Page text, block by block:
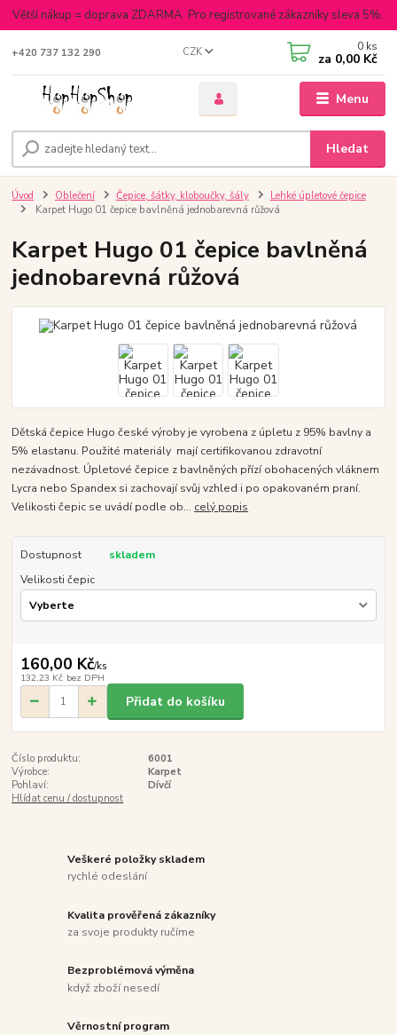
Větší nákup = doprava ZDARMA. Pro registrované zákazníky sleva 5%.
Menu
CZK
Hledat
+420 737 132 290 0 ks
za 0,00 Kč
Úvod Oblečení Čepice, šátky, kloboučky, šály
Lehké úpletové čepice
Karpet Hugo 01 čepice bavlněná jednobarevná růžová
Karpet Hugo 01 čepice bavlněná
jednobarevná růžová
Dětská čepice Hugo české výroby je vyrobena z úpletu z 95% bavlny a
5% elastanu. Použité materiály mají certifikovanou zdravotní
nezávadnost. Úpletové čepice z bavlněných přízí obohacených vláknem
Lycra nebo Spandex si zachovají svůj vzhled i po opakovaném praní.
Velikosti čepic se uvádí podle ob... celý popis
Dostupnost
skladem
Velikosti čepic
160,00 Kč/ks
132,23 Kč bez DPH
Přidat do košíku
Číslo produktu:
6001
Výrobce:
Karpet
Pohlaví:
Dívčí
Hlídat cenu / dostupnost
Veškeré položky skladem
rychlé odeslání
Kvalita prověřená zákazníky
za svoje produkty ručíme
Bezproblémová výměna
když zboží nesedí
Věrnostní program